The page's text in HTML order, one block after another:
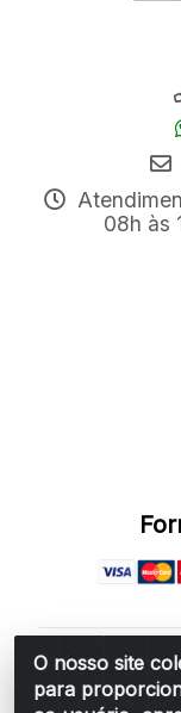
O nosso site
para
08h às
Belchior
Vereador